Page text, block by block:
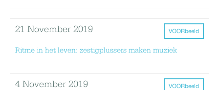
VOORbeeld
21 November 2019
Ritme in het leven: zestigplussers maken muziek
VOORbeeld
4 November 2019